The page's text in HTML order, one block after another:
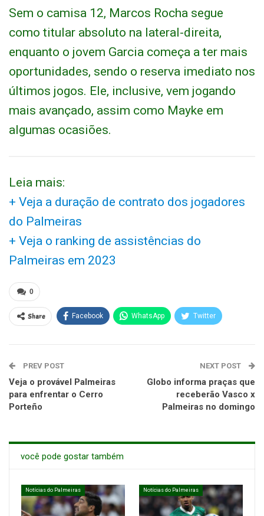
Sem o camisa 12, Marcos Rocha segue
como titular absoluto na lateral-direita,
enquanto o jovem Garcia começa a ter mais
oportunidades, sendo o reserva imediato nos
últimos jogos. Ele, inclusive, vem jogando
mais avançado, assim como Mayke em
algumas ocasiões.
Leia mais:
+ Veja a duração de contrato dos jogadores
do Palmeiras
+ Veja o ranking de assistências do
Palmeiras em 2023
0
Share Facebook WhatsApp Twitter
PREV POST
Veja o provável Palmeiras
para enfrentar o Cerro
Porteño
NEXT POST
Globo informa praças que
receberão Vasco x
Palmeiras no domingo
você pode gostar também
Notícias do Palmeiras Notícias do Palmeiras